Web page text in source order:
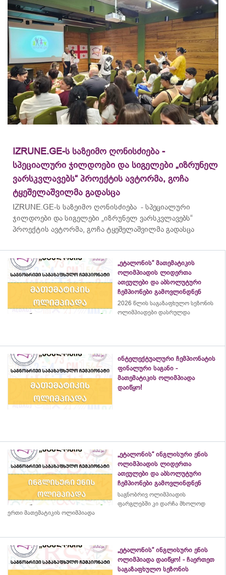
IZRUNE.GE-ს საზეიმო ღონისძიება -
სპეციალური ჯილდოები და სიგელები „იზრუნელ
ვარსკვლავებს“ პროექტის ავტორმა, გოჩა
ტყეშელაშვილმა გადასცა
IZRUNE.GE-ს საზეიმო ღონისძიება - სპეციალური
ჯილდოები და სიგელები „იზრუნელ ვარსკვლავებს“
პროექტის ავტორმა, გოჩა ტყეშელაშვილმა გადასცა
„ეტალონის“ მათემატიკის
ოლიმპიადის ლიდერთა
ათეულები და აბსოლუტური
ჩემპიონები გამოვლინდნენ
2026 წლის საგაზაფხულო სეზონის
ოლიმპიადები დასრულდა
ინტელექტუალური ჩემპიონატის
ფინალური საგანი -
მათემატიკის ოლიმპიადა
დაიწყო!
„ეტალონის“ ინგლისური ენის
ოლიმპიადის ლიდერთა
ათეულები და აბსოლუტური
ჩემპიონები გამოვლინდნენ
საგნობრივ ოლიმპიადის
ფარგლებში კი დარჩა მხოლოდ
ერთი მათემატიკის ოლიმპიადა
„ეტალონის“ ინგლისური ენის
ოლიმპიადა დაიწყო! - ჩაერთეთ
საგაზაფხულო სეზონის